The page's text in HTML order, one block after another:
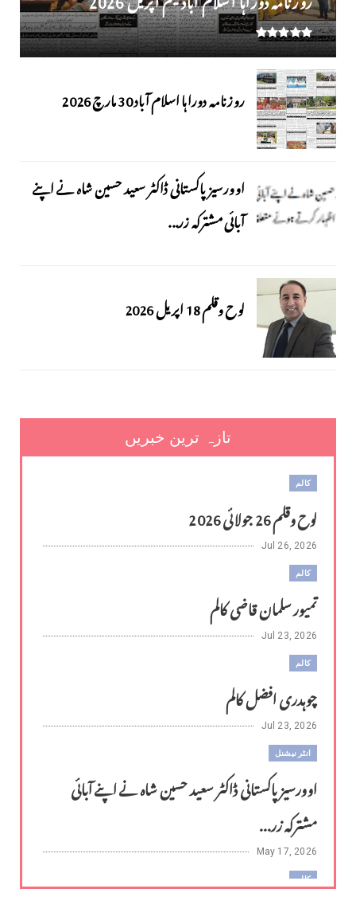
روزنامہ دوراہا اسلام آباد 30 مارچ 2026
اوورسیز پاکستانی ڈاکٹر سعید حسین شاہ نے اپنے
آبائی مشترکہ زر...
لوح وقلم 18 اپریل 2026
تازہ ترین خبریں
کالم
لوح وقلم 26 جولائی 2026
Jul 26, 2026
کالم
تمیور سلمان قاضی کالم
Jul 23, 2026
کالم
چوہدری افضل کالم
Jul 23, 2026
انٹر نیشنل
اوورسیز پاکستانی ڈاکٹر سعید حسین شاہ نے اپنے آبائی
مشترکہ زر...
May 17, 2026
کالم